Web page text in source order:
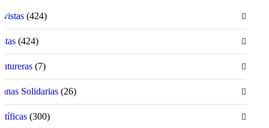
(424)
(424)
(7)
Solidarias (26)
(300)